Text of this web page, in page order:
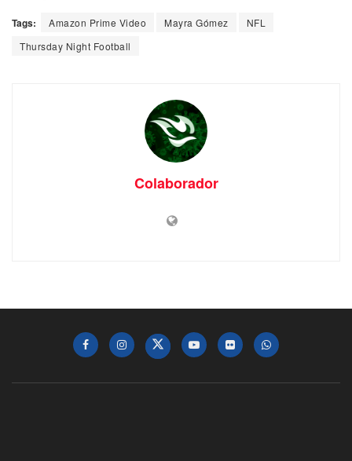
Tags: Amazon Prime Video Mayra Gómez
NFL
Thursday Night Football
Colaborador